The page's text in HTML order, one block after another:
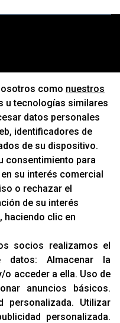
como nuestros
u tecnologías similares
datos personales
identificadores de
de su dispositivo.
consentimiento para
su interés comercial
o rechazar el
de su interés
haciendo clic en
socios realizamos el
datos: Almacenar la
o acceder a ella. Uso de
anuncios básicos.
personalizada. Utilizar
personalizada.